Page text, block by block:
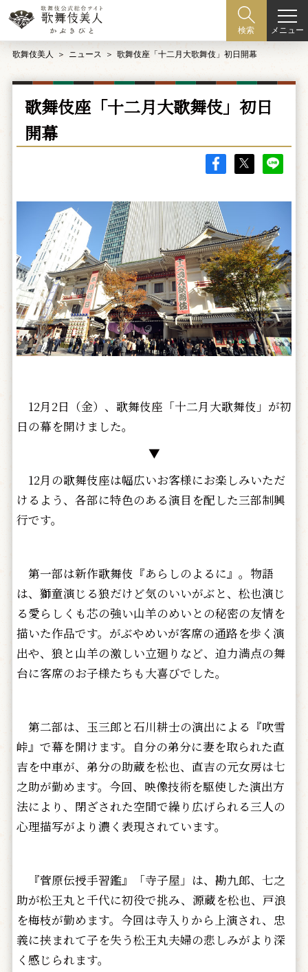
検索 メニュー
歌舞伎美人 ニュース 歌舞伎座「十二月大歌舞伎」初日開幕
歌舞伎座「十二月大歌舞伎」初日
開幕
12月2日（金）、歌舞伎座「十二月大歌舞伎」が初
日の幕を開けました。
▼
12月の歌舞伎座は幅広いお客様にお楽しみいただ
けるよう、各部に特色のある演目を配した三部制興
行です。
第一部は新作歌舞伎『あらしのよるに』。物語
は、獅童演じる狼だけど気のいいがぶと、松也演じ
る愛らしくも芯の強い山羊のめいとの秘密の友情を
描いた作品です。がぶやめいが客席の通路を歩く演
出や、狼と山羊の激しい立廻りなど、迫力満点の舞
台に客席のお子様たちも大喜びでした。
第二部は、玉三郎と石川耕士の演出による『吹雪
峠』で幕を開けます。自分の弟分に妻を取られた直
吉を中車が、弟分の助蔵を松也、直吉の元女房は七
之助が勤めます。今回、映像技術を駆使した演出方
法により、閉ざされた空間で繰り広げられる三人の
心理描写がより濃く表現されています。
『菅原伝授手習鑑』「寺子屋」は、勘九郎、七之
助が松王丸と千代に初役で挑み、源蔵を松也、戸浪
を梅枝が勤めます。今回は寺入りから上演され、忠
義に挟まれて子を失う松王丸夫婦の悲しみがより深
く感じられます。